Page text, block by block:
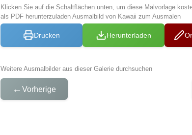
Klicken Sie auf die Schaltflächen unten, um diese Malvorlage
als PDF herunterzuladen Ausmalbild von Kawaii zum Ausmalen
Drucken Herunterladen
Weitere Ausmalbilder aus dieser Galerie durchsuchen
← Vorherige